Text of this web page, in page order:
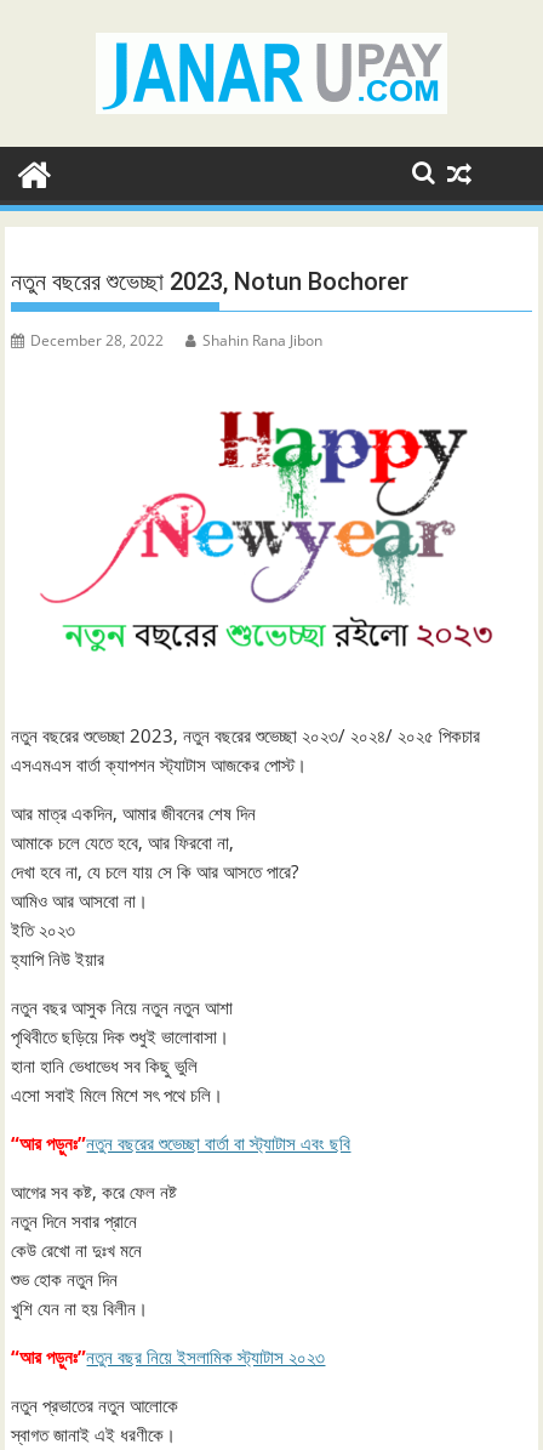
নতুন বছরের শুভেচ্ছা 2023, Notun Bochorer
December 28, 2022 Shahin Rana Jibon
নতুন বছরের শুভেচ্ছা 2023, নতুন বছরের শুভেচ্ছা ২০২৩/ ২০২৪/ ২০২৫ পিকচার
এসএমএস বার্তা ক্যাপশন স্ট্যাটাস আজকের পোস্ট।
আর মাত্র একদিন, আমার জীবনের শেষ দিন
আমাকে চলে যেতে হবে, আর ফিরবো না,
দেখা হবে না, যে চলে যায় সে কি আর আসতে পারে?
আমিও আর আসবো না।
ইতি ২০২৩
হ্যাপি নিউ ইয়ার
নতুন বছর আসুক নিয়ে নতুন নতুন আশা
পৃথিবীতে ছড়িয়ে দিক শুধুই ভালোবাসা।
হানা হানি ভেধাভেধ সব কিছু ভুলি
এসো সবাই মিলে মিশে সৎ পথে চলি।
“আর পড়ুনঃ”নতুন বছরের শুভেচ্ছা বার্তা বা স্ট্যাটাস এবং ছবি
আগের সব কষ্ট, করে ফেল নষ্ট
নতুন দিনে সবার প্রানে
কেউ রেখো না দুঃখ মনে
শুভ হোক নতুন দিন
খুশি যেন না হয় বিলীন।
“আর পড়ুনঃ”নতুন বছর নিয়ে ইসলামিক স্ট্যাটাস ২০২৩
নতুন প্রভাতের নতুন আলোকে
স্বাগত জানাই এই ধরণীকে।